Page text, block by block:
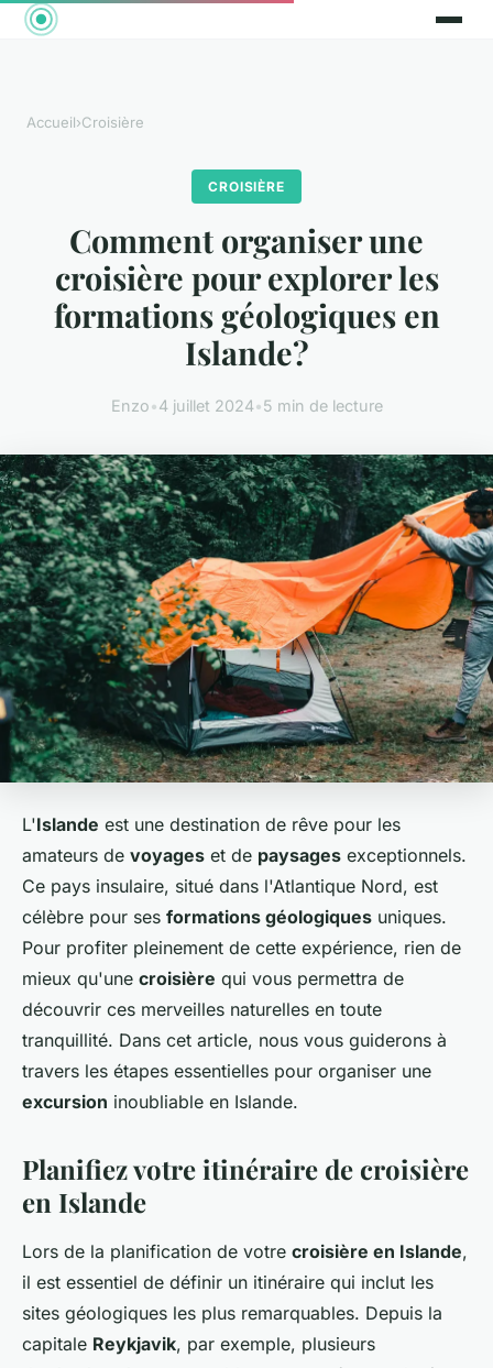
Accueil›Croisière
CROISIÈRE
Comment organiser une
croisière pour explorer les
formations géologiques en
Islande?
Enzo•4 juillet 2024•5 min de lecture
L'Islande est une destination de rêve pour les
amateurs de voyages et de paysages exceptionnels.
Ce pays insulaire, situé dans l'Atlantique Nord, est
célèbre pour ses formations géologiques uniques.
Pour profiter pleinement de cette expérience, rien de
mieux qu'une croisière qui vous permettra de
découvrir ces merveilles naturelles en toute
tranquillité. Dans cet article, nous vous guiderons à
travers les étapes essentielles pour organiser une
excursion inoubliable en Islande.
Planifiez votre itinéraire de croisière
en Islande
Lors de la planification de votre croisière en Islande,
il est essentiel de définir un itinéraire qui inclut les
sites géologiques les plus remarquables. Depuis la
capitale Reykjavik, par exemple, plusieurs